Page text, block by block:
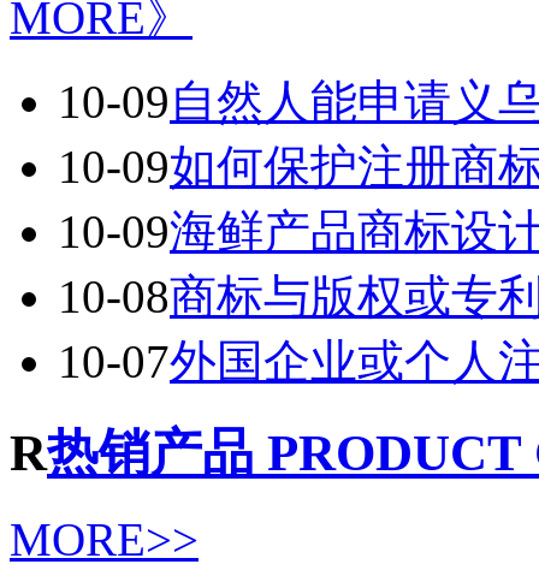
MORE》
10-09自然人能申请义
10-09如何保护注册商
10-09海鲜产品商标设
10-08商标与版权或专
10-07外国企业或个人
R热销产品
MORE>>